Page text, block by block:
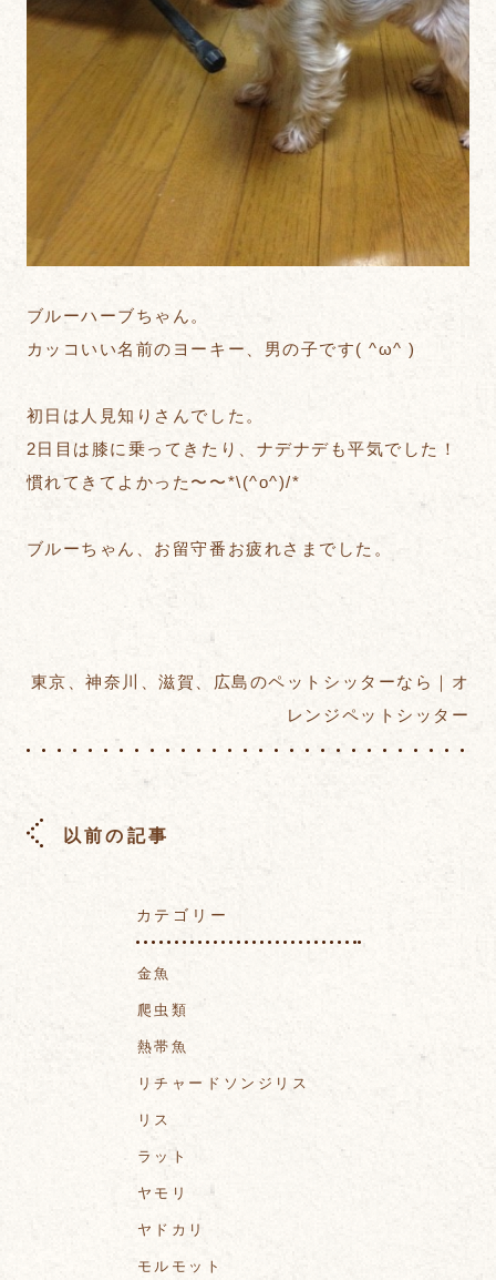
ブルーハーブちゃん。
カッコいい名前のヨーキー、男の子です( ^ω^ )
初日は人見知りさんでした。
2日目は膝に乗ってきたり、ナデナデも平気でした！
慣れてきてよかった〜〜*\(^o^)/*
ブルーちゃん、お留守番お疲れさまでした。
東京、神奈川、滋賀、広島のペットシッターなら｜オ
レンジペットシッター
以前の記事
カテゴリー
金魚
爬虫類
熱帯魚
リチャードソンジリス
リス
ラット
ヤモリ
ヤドカリ
モルモット